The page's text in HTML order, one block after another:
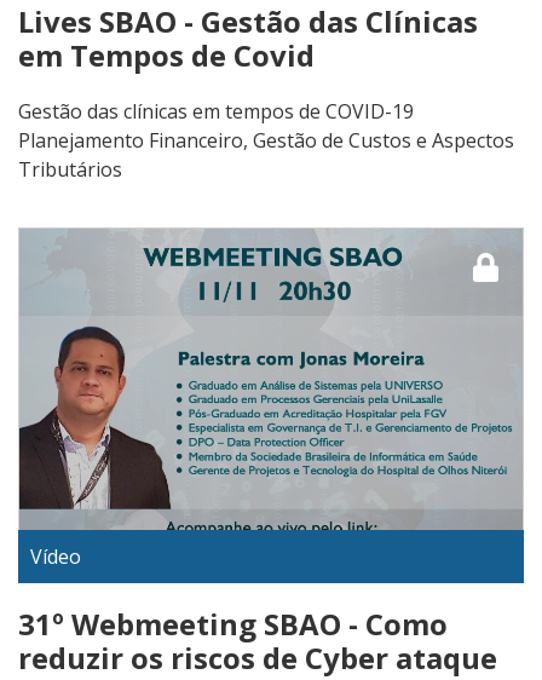
Lives SBAO - Gestão das Clínicas
em Tempos de Covid
Gestão das clínicas em tempos de COVID-19
Planejamento Financeiro, Gestão de Custos e Aspectos
Tributários
Vídeo
31º Webmeeting SBAO - Como
reduzir os riscos de Cyber ataque